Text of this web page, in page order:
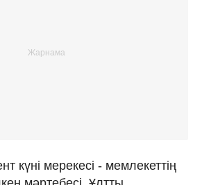
күні мерекесі - мемлекеттің